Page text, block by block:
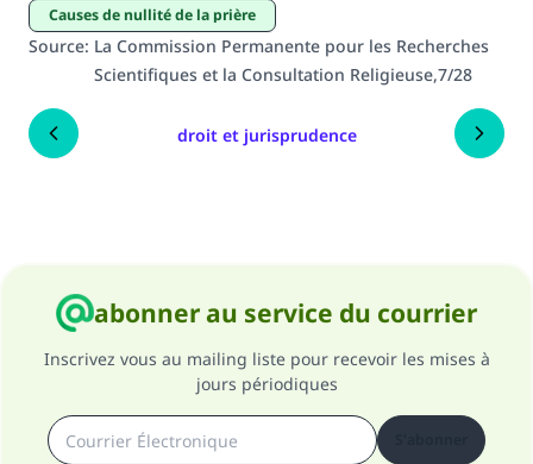
causes de nullité de la prière
Source: La Commission Permanente pour les Recherches
Scientifiques et la Consultation Religieuse,7/28
droit et jurisprudence
abonner au service du courrier
Inscrivez vous au mailing liste pour recevoir les mises à
jours périodiques
Soutenez IslamQA